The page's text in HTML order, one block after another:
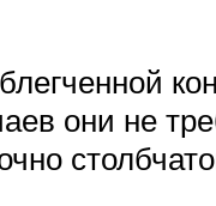
они не